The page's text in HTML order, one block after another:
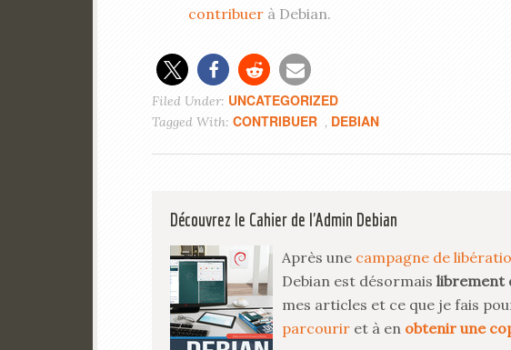
contribuer à Debian.
Filed Under: UNCATEGORIZED
Tagged With: CONTRIBUER , DEBIAN
Découvrez le Cahier de l'Admin Debian
Après une campagne de
Debian est désormais librement
mes articles et ce que je fais
parcourir et à en obtenir une